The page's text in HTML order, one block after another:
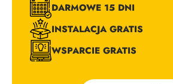
DARMOWE 15 DNI
INSTALACJA GRATIS
WSPARCIE GRATIS